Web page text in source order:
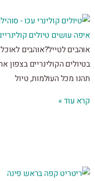
עושים טיולים קולינריים
לטייל?אוהבים לאוכל?
הקולינריים בצפון אתם
מכל העולמות, טיול
עוד »